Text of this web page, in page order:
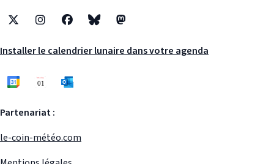
X InstagramFacebookBlueskyMastodon
Installer le calendrier lunaire dans votre agenda
Partenariat :
le-coin-météo.com